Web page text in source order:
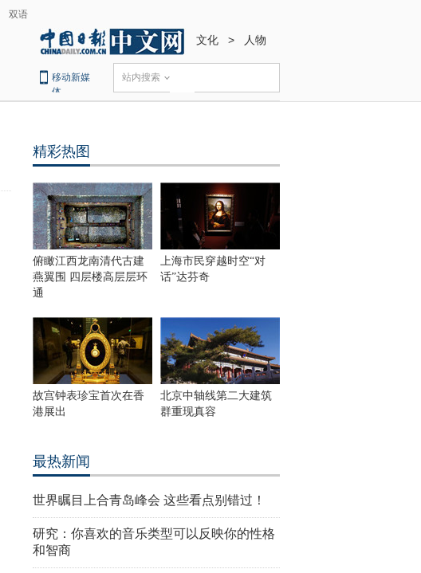
双语
文化 > 人物
移动新媒
体
站内搜索
精彩热图
俯瞰江西龙南清代古建
燕翼围 四层楼高层层环
通
上海市民穿越时空“对
话”达芬奇
故宫钟表珍宝首次在香
港展出
北京中轴线第二大建筑
群重现真容
最热新闻
世界瞩目上合青岛峰会 这些看点别错过！
研究：你喜欢的音乐类型可以反映你的性格
和智商